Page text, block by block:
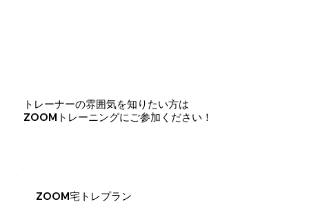
トレーナーの雰囲気を知りたい方は
ZOOMトレーニングにご参加ください！
ZOOM宅トレプラン